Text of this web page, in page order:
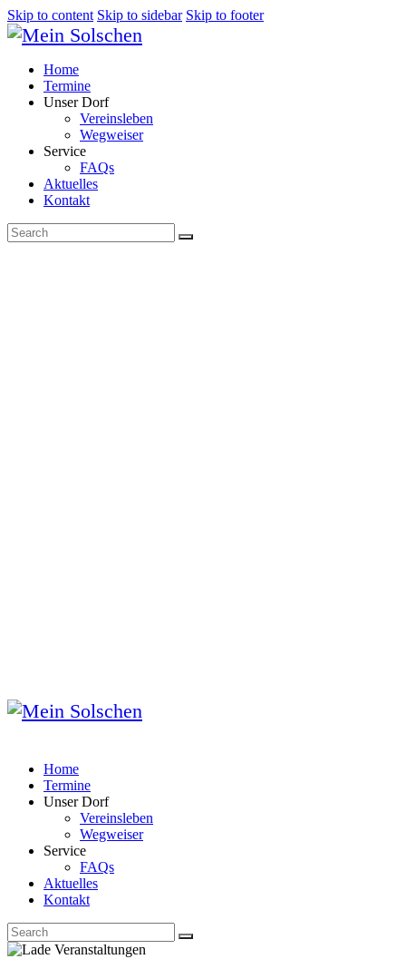
Skip to content Skip to sidebar Skip to footer
Home
Termine
Unser Dorf
Vereinsleben
Wegweiser
Service
FAQs
Aktuelles
Kontakt
Home
Termine
Unser Dorf
Vereinsleben
Wegweiser
Service
FAQs
Aktuelles
Kontakt